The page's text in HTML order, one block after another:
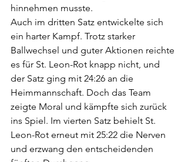
hinnehmen musste.
Auch im dritten Satz entwickelte sich
ein harter Kampf. Trotz starker
Ballwechsel und guter Aktionen reichte
es für St. Leon-Rot knapp nicht, und
der Satz ging mit 24:26 an die
Heimmannschaft. Doch das Team
zeigte Moral und kämpfte sich zurück
ins Spiel. Im vierten Satz behielt St.
Leon-Rot erneut mit 25:22 die Nerven
und erzwang den entscheidenden